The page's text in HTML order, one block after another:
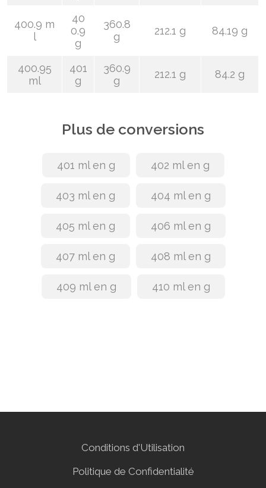
400.9 m
l
40
0.9
g
360.8
g
212.1 g 84.19 g
400.95
ml
401
g
360.9
g
212.1 g 84.2 g
Plus de conversions
401 ml en g 402 ml en g
403 ml en g 404 ml en g
405 ml en g 406 ml en g
407 ml en g 408 ml en g
409 ml en g 410 ml en g
Conditions d'Utilisation
Politique de Confidentialité